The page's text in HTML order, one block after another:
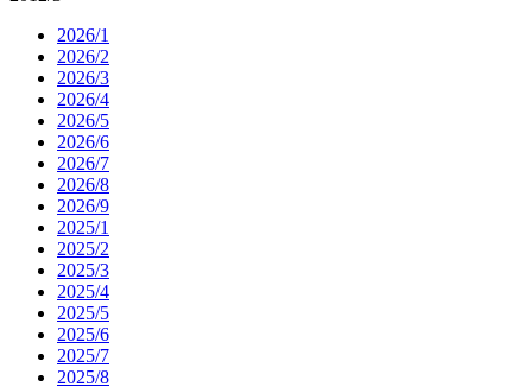
2026/1
2026/2
2026/3
2026/4
2026/5
2026/6
2026/7
2026/8
2026/9
2025/1
2025/2
2025/3
2025/4
2025/5
2025/6
2025/7
2025/8